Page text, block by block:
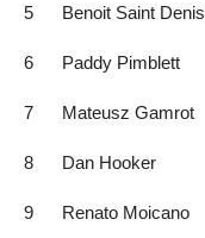
5 Benoit Saint Denis
6 Paddy Pimblett
7 Mateusz Gamrot
8 Dan Hooker
9 Renato Moicano